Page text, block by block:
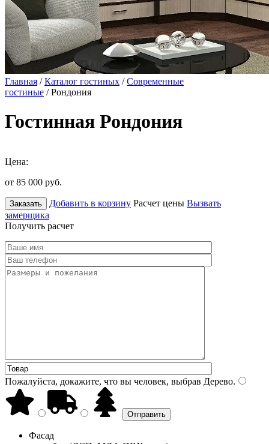
Главная /Каталог гостиных /Современные
гостиные / Рондония
Гостинная Рондония
Цена:
от 85 000 руб.
Заказать Добавить в корзину Расчет цены Вызвать
замерщика
Получить расчет
Пожалуйста, докажите, что вы человек, выбрав Дерево.
Фасад